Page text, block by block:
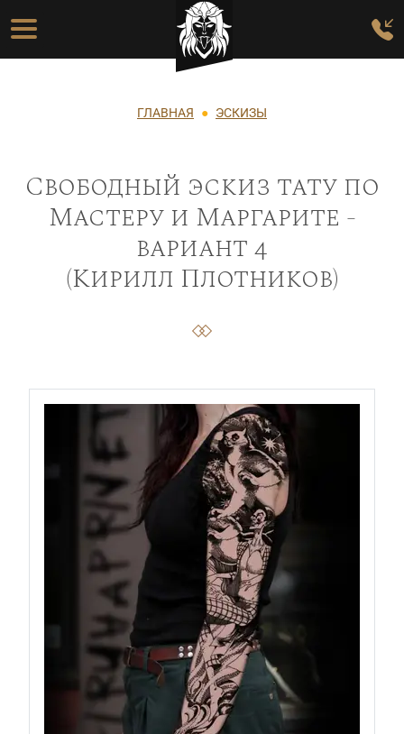
Перейти к основному содержанию
Основная навигация
Строка навигации
ГЛАВНАЯ ЭСКИЗЫ
Свободный эскиз тату по
Мастеру и Маргарите -
вариант 4
(Кирилл Плотников)